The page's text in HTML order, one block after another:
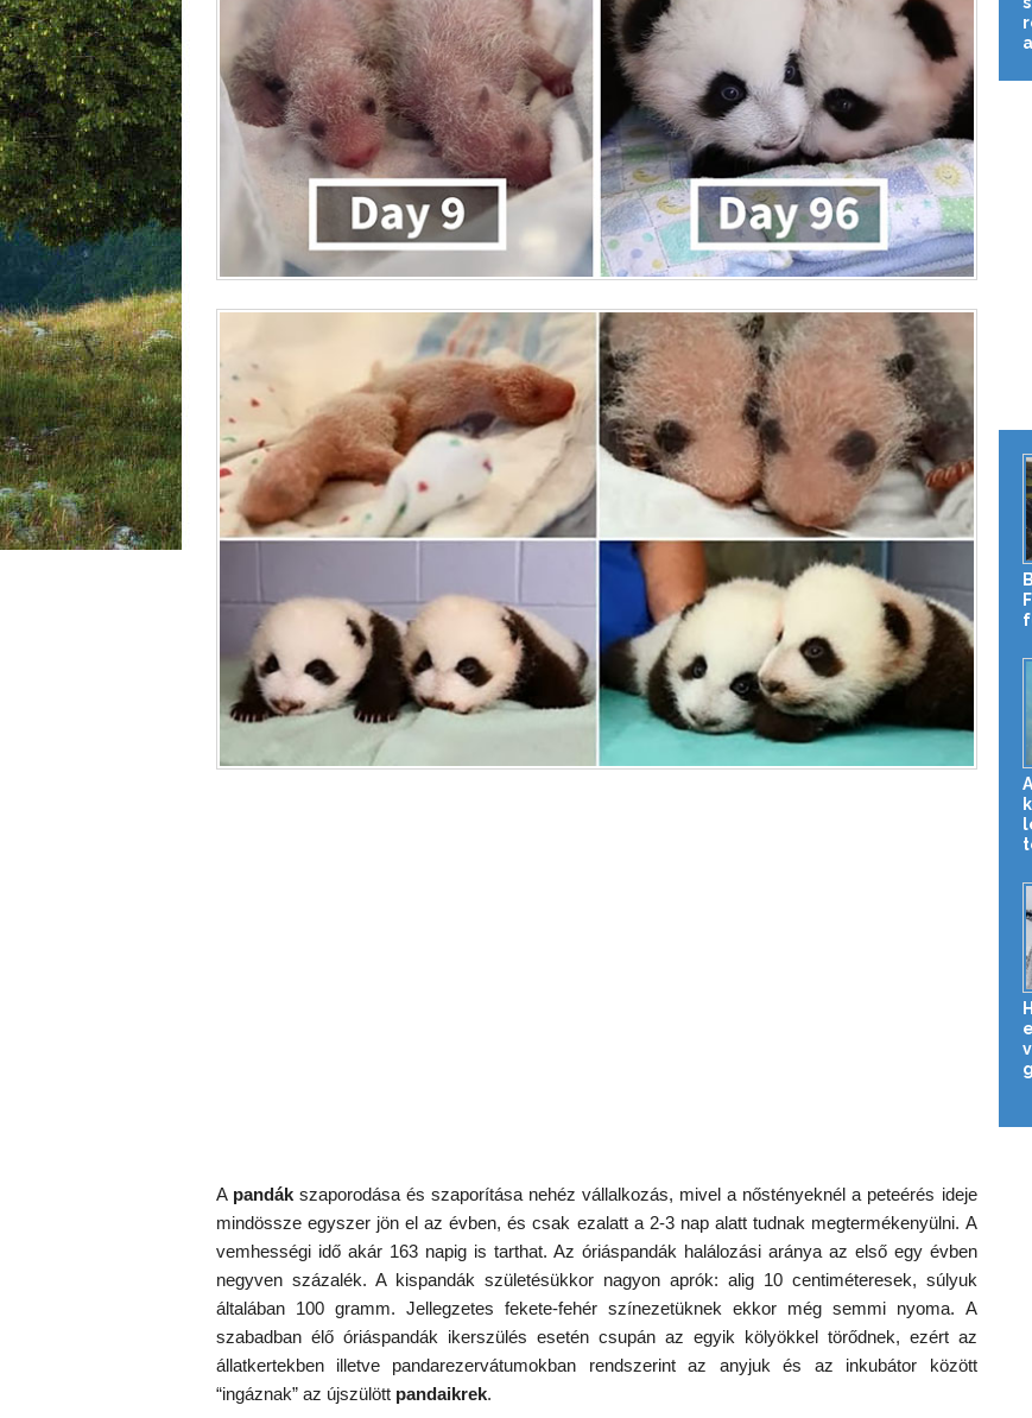
A pandákszaporodása és szaporítása nehéz vállalkozás, mivel a nőstényeknél a peteérés ideje
mindössze egyszer jön el az évben, és csak ezalatt a 2-3 nap alatt tudnak megtermékenyülni. A
vemhességi idő akár 163 napig is tarthat. Az óriáspandák halálozási aránya az első egy évben
negyven százalék. A kispandák születésükkor nagyon aprók: alig 10 centiméteresek, súlyuk
általában 100 gramm. Jellegzetes fekete-fehér színezetüknek ekkor még semmi nyoma. A
szabadban élő óriáspandák ikerszülés esetén csupán az egyik kölyökkel törődnek, ezért az
állatkertekben illetve pandarezervátumokban rendszerint az anyjuk és az inkubátor között
“ingáznak” az újszülöttpandaikrek.